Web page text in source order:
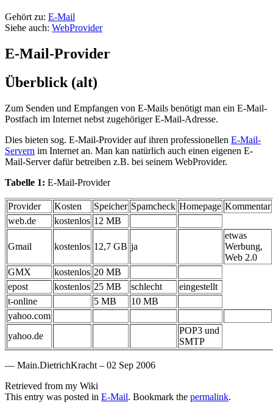
Gehört zu: E-Mail
Siehe auch: WebProvider
E-Mail-Provider
Überblick (alt)
Zum Senden und Empfangen von E-Mails benötigt man ein E-Mail-
Postfach im Internet nebst zugehöriger E-Mail-Adresse.
Dies bieten sog. E-Mail-Provider auf ihren professionellen E-Mail-
Servern im Internet an. Man kan natürlich auch einen eigenen E-
Mail-Server dafür betreiben z.B. bei seinem WebProvider.
Tabelle 1: E-Mail-Provider
Provider Kosten Speicher Spamcheck Homepage Kommentar
web.de
kostenlos 12 MB
Gmail kostenlos 12,7 GB ja
etwas
Werbung,
Web 2.0
GMX
kostenlos 20 MB
epost
kostenlos 25 MB schlecht
eingestellt
t-online
5 MB
10 MB
yahoo.com
yahoo.de
POP3 und
SMTP
— Main.DietrichKracht – 02 Sep 2006
Retrieved from my Wiki
This entry was posted in E-Mail. Bookmark the permalink.